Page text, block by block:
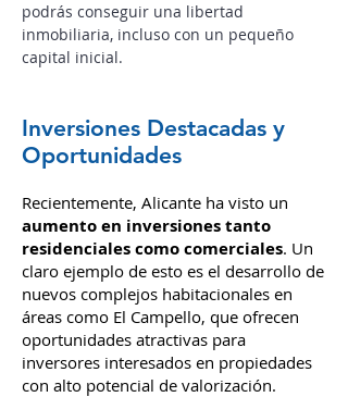
podrás conseguir una libertad
inmobiliaria, incluso con un pequeño
capital inicial.
Inversiones Destacadas y
Oportunidades
Recientemente, Alicante ha visto un
aumento en inversiones tanto
residenciales como comerciales. Un
claro ejemplo de esto es el desarrollo de
nuevos complejos habitacionales en
áreas como El Campello, que ofrecen
oportunidades atractivas para
inversores interesados en propiedades
con alto potencial de valorización.